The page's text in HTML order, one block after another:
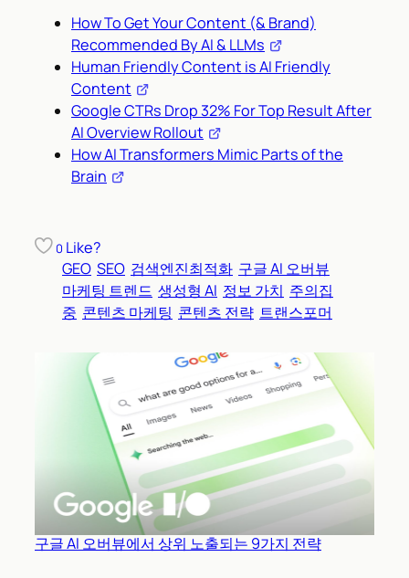
How To Get Your Content (& Brand)
Recommended By AI & LLMs
Human Friendly Content is AI Friendly
Content
Google CTRs Drop 32% For Top Result After
AI Overview Rollout
How AI Transformers Mimic Parts of the
Brain
0 Like?
GEO SEO 검색엔진최적화 구글 AI 오버뷰
마케팅 트렌드 생성형 AI 정보 가치 주의집
중 콘텐츠 마케팅 콘텐츠 전략 트랜스포머
구글 AI 오버뷰에서 상위 노출되는 9가지 전략